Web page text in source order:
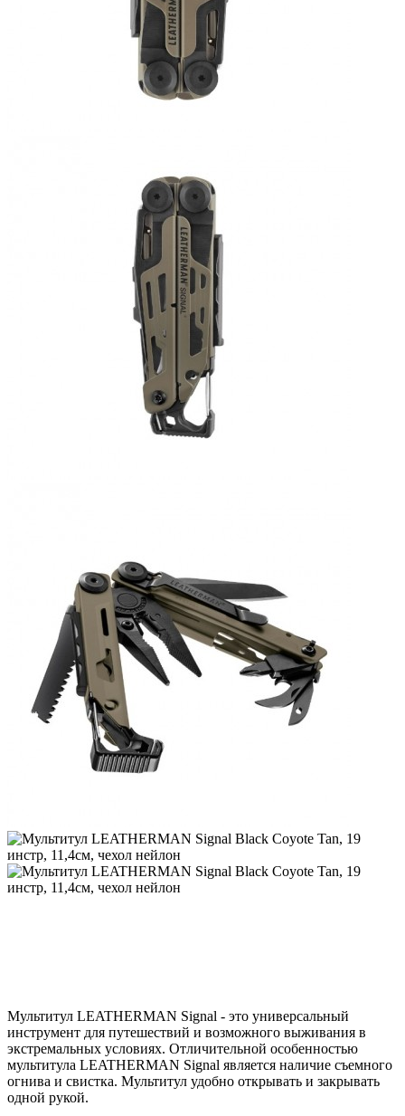
Мультитул LEATHERMAN Signal - это универсальный
инструмент для путешествий и возможного выживания в
экстремальных условиях. Отличительной особенностью
мультитула LEATHERMAN Signal является наличие съемного
огнива и свистка. Мультитул удобно открывать и закрывать
одной рукой.